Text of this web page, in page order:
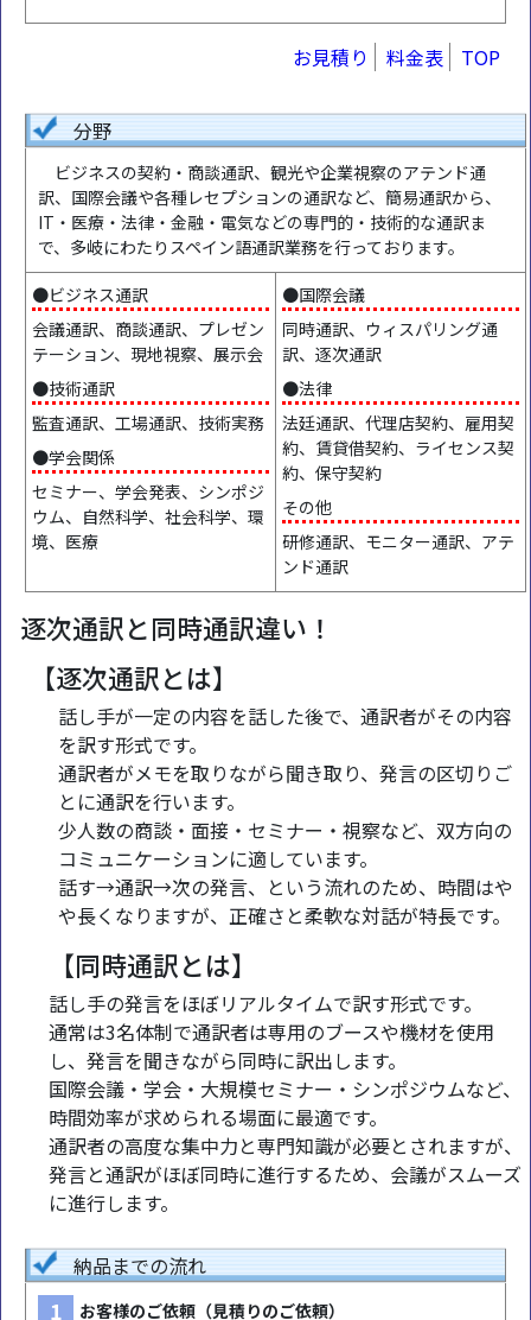
お見積り 料金表 TOP
分野
ビジネスの契約・商談通訳、観光や企業視察のアテンド通
訳、国際会議や各種レセプションの通訳など、簡易通訳から、
IT・医療・法律・金融・電気などの専門的・技術的な通訳ま
で、多岐にわたりスペイン語通訳業務を行っております。
●ビジネス通訳
会議通訳、商談通訳、プレゼン
テーション、現地視察、展示会
●技術通訳
監査通訳、工場通訳、技術実務
●学会関係
セミナー、学会発表、シンポジ
ウム、自然科学、社会科学、環
境、医療
●国際会議
同時通訳、ウィスパリング通
訳、逐次通訳
●法律
法廷通訳、代理店契約、雇用契
約、賃貸借契約、ライセンス契
約、保守契約
その他
研修通訳、モニター通訳、アテ
ンド通訳
逐次通訳と同時通訳違い！
【逐次通訳とは】
話し手が一定の内容を話した後で、通訳者がその内容
を訳す形式です。
通訳者がメモを取りながら聞き取り、発言の区切りご
とに通訳を行います。
少人数の商談・面接・セミナー・視察など、双方向の
コミュニケーションに適しています。
話す→通訳→次の発言、という流れのため、時間はや
や長くなりますが、正確さと柔軟な対話が特長です。
【同時通訳とは】
話し手の発言をほぼリアルタイムで訳す形式です。
通常は3名体制で通訳者は専用のブースや機材を使用
し、発言を聞きながら同時に訳出します。
国際会議・学会・大規模セミナー・シンポジウムなど、
時間効率が求められる場面に最適です。
通訳者の高度な集中力と専門知識が必要とされますが、
発言と通訳がほぼ同時に進行するため、会議がスムーズ
に進行します。
納品までの流れ
1 お客様のご依頼（見積りのご依頼）